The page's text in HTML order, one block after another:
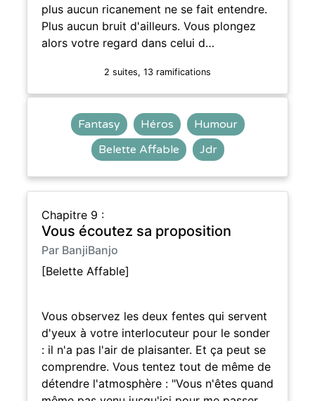
plus aucun ricanement ne se fait entendre.
Plus aucun bruit d'ailleurs. Vous plongez
alors votre regard dans celui d…
2 suites, 13 ramifications
Fantasy Héros
Humour
Belette Affable
Jdr
Chapitre 9 :
Vous écoutez sa proposition
Par BanjiBanjo
[Belette Affable]
Vous observez les deux fentes qui servent
d'yeux à votre interlocuteur pour le sonder
: il n'a pas l'air de plaisanter. Et ça peut se
comprendre. Vous tentez tout de même de
détendre l'atmosphère : "Vous n'êtes quand